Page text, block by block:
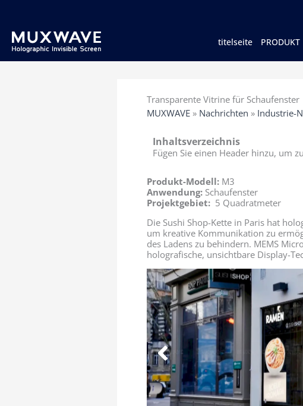
titelseite PRODUKT
Transparente Vitrine für Schaufenster
MUXWAVE » Nachrichten » Industrie-
Inhaltsverzeichnis
Fügen Sie einen Header hinzu, um
Produkt-Modell: M3
Anwendung: Schaufenster
Projektgebiet: 5 Quadratmeter
Die Sushi Shop-Kette in Paris hat
um kreative Kommunikation zu
des Ladens zu behindern. MEMS
holografische, unsichtbare Display-